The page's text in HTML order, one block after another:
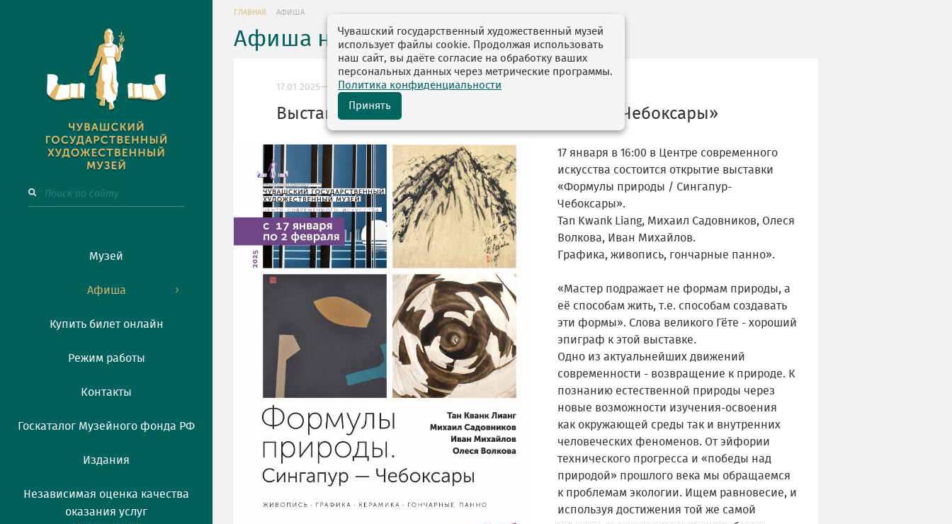
Музей
Афиша
Купить билет онлайн
Режим работы
Контакты
Госкаталог Музейного фонда РФ
Издания
Независимая оценка качества
оказания услуг
ГЛАВНАЯ АФИША
Афиша на месяц
17.01.2025—02.02.2025
Выставка «Формулы природы / Сингапур-Чебоксары»
17 января в 16:00 в Центре современного
искусства состоится открытие выставки
«Формулы природы / Сингапур-
Чебоксары».
Tan Kwank Liang, Михаил Садовников, Олеся
Волкова, Иван Михайлов.
Графика, живопись, гончарные панно».
«Мастер подражает не формам природы, а
её способам жить, т.е. способам создавать
эти формы». Слова великого Гёте - хороший
эпиграф к этой выставке.
Одно из актуальнейших движений
современности - возвращение к природе. К
познанию естественной природы через
новые возможности изучения-освоения
как окружающей среды так и внутренних
человеческих феноменов. От эйфории
технического прогресса и «победы над
природой» прошлого века мы обращаемся
к проблемам экологии. Ищем равновесие, и
используя достижения той же самой
Чувашский государственный художественный музей
использует файлы cookie. Продолжая использовать
наш сайт, вы даёте согласие на обработку ваших
персональных данных через метрические программы.
Политика конфиденциальности
Принять